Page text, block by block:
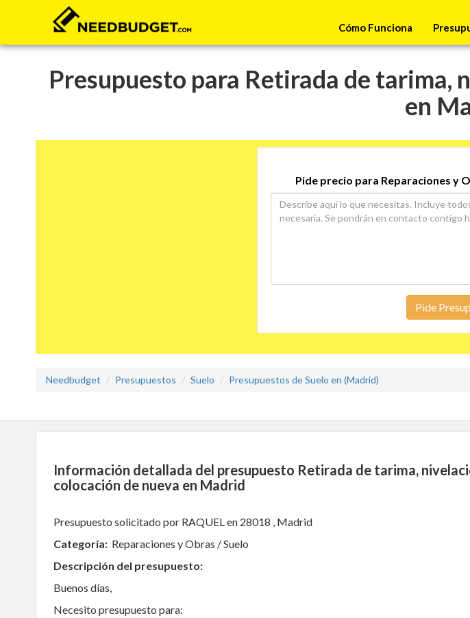
Cómo Funciona
Presupuesto para Retirada de tarima,
en
Pide precio para Reparaciones y
Pide
Needbudget Presupuestos Suelo Presupuestos de Suelo en (Madrid)
Información detallada del presupuesto Retirada de tarima,
colocación de nueva en Madrid
Presupuesto solicitado por RAQUEL en 28018 , Madrid
Categoría: Reparaciones y Obras / Suelo
Descripción del presupuesto:
Buenos días,
Necesito presupuesto para: